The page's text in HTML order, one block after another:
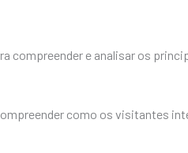
compreender e analisar os
como os visitantes